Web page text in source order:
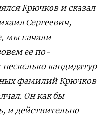
Крючков и сказал
Сергеевич,
мы начали
ее по-
кандидатур
фамилий Крючков
Он как бы
и действительно